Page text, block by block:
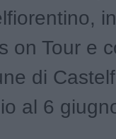
on Tour e
di
al 6